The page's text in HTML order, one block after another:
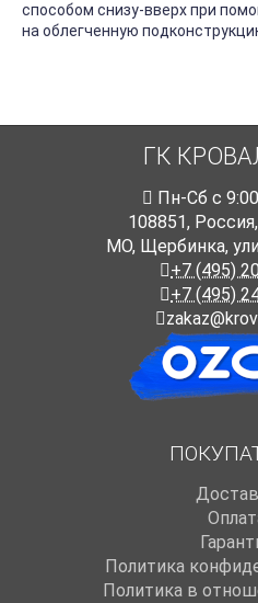
способом снизу-вверх при
на облегченную
ГК
Пн-Cб с
108851, Россия,
МО, Щербинка,
+7 (495)
+7 (495)
Политика
Политика в